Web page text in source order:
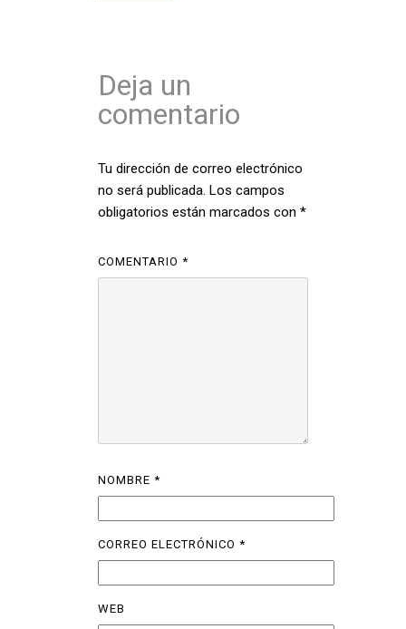
Deja un
comentario
Tu dirección de correo electrónico
no será publicada. Los campos
obligatorios están marcados con*
COMENTARIO*
NOMBRE*
CORREO ELECTRÓNICO*
WEB